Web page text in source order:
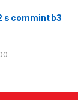
s commint b3